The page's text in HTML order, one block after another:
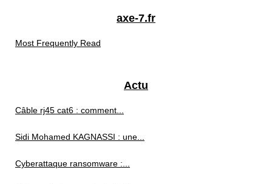
axe-7.fr
Most Frequently Read
Actu
Câble rj45 cat6 : comment...
Sidi Mohamed KAGNASSI : une...
Cyberattaque ransomware :...